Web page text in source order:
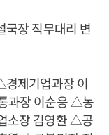
장 직무대리 변
제기업과장 이
과장 이순응 △농
소장 김영환 △공